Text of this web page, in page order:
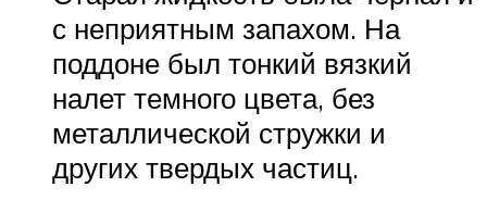
с неприятным запахом. На
поддоне был тонкий вязкий
налет темного цвета, без
металлической стружки и
других твердых частиц.